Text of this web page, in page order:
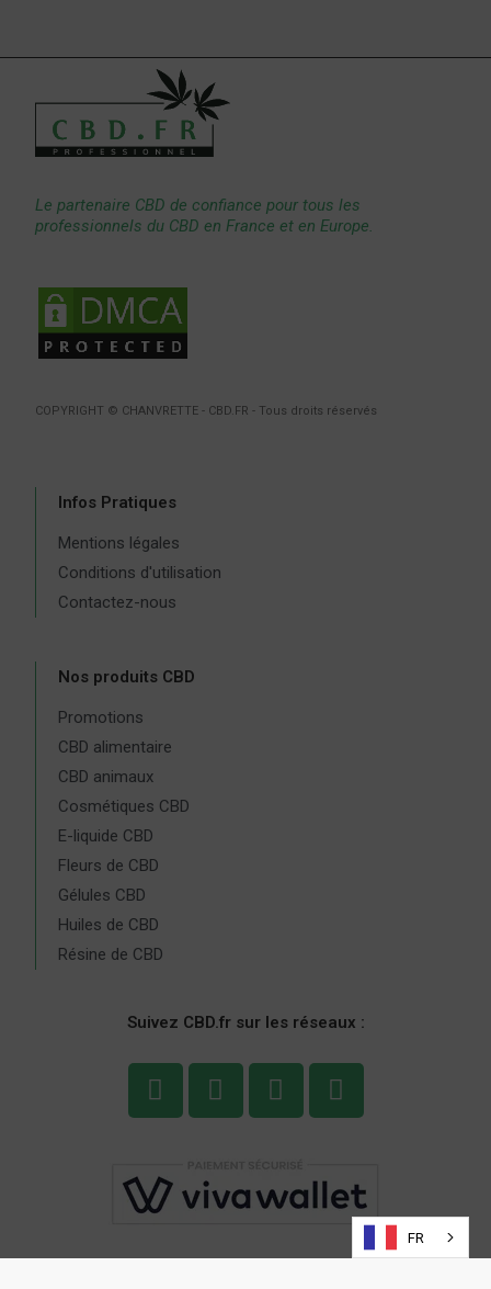
Le partenaire CBD de confiance pour tous les
professionnels du CBD en France et en Europe.
COPYRIGHT © CHANVRETTE - CBD.FR - Tous droits réservés
Infos Pratiques
Mentions légales
Conditions d'utilisation
Contactez-nous
Nos produits CBD
Promotions
CBD alimentaire
CBD animaux
Cosmétiques CBD
E-liquide CBD
Fleurs de CBD
Gélules CBD
Huiles de CBD
Résine de CBD
Suivez CBD.fr sur les réseaux :
FR